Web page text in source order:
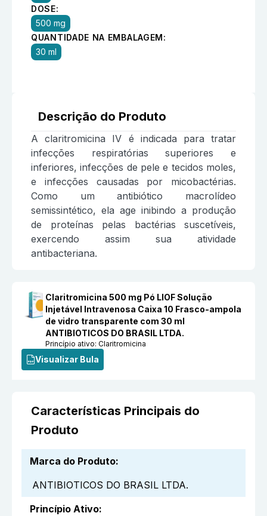
DOSE:
500 mg
QUANTIDADE NA EMBALAGEM:
30 ml
Descrição do Produto
A claritromicina IV é indicada para tratar
infecções respiratórias superiores e
inferiores, infecções de pele e tecidos moles,
e infecções causadas por micobactérias.
Como um antibiótico macrolídeo
semissintético, ela age inibindo a produção
de proteínas pelas bactérias suscetíveis,
exercendo assim sua atividade
antibacteriana.
Claritromicina 500 mg Pó LIOF Solução
Injetável Intravenosa Caixa 10 Frasco-ampola
de vidro transparente com 30 ml
ANTIBIOTICOS DO BRASIL LTDA.
Princípio ativo:Claritromicina
Visualizar Bula
Características Principais do
Produto
Marca do Produto:
ANTIBIOTICOS DO BRASIL LTDA.
Princípio Ativo: